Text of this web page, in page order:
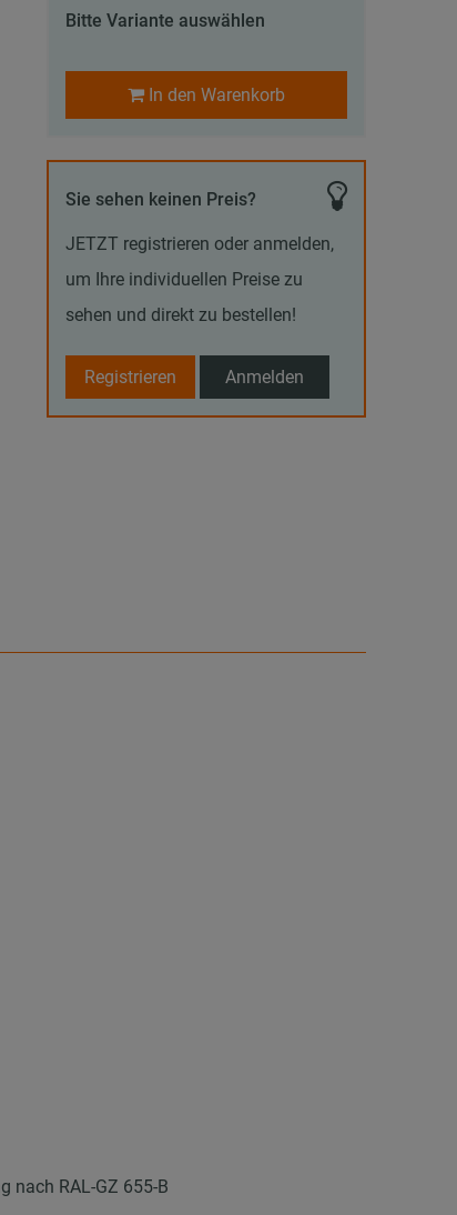
Bitte Variante auswählen
In den Warenkorb
Sie sehen keinen Preis?
JETZT registrieren oder anmelden,
um Ihre individuellen Preise zu
sehen und direkt zu bestellen!
Registrieren Anmelden
nach RAL-GZ 655-B